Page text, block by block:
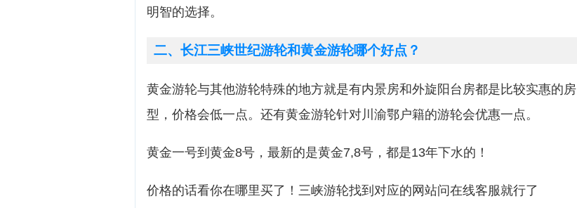
明智的选择。
二、长江三峡世纪游轮和黄金游轮哪个好点？
黄金游轮与其他游轮特殊的地方就是有内景房和外旋阳台房都是比较实惠的房
型，价格会低一点。还有黄金游轮针对川渝鄂户籍的游轮会优惠一点。
黄金一号到黄金8号，最新的是黄金7,8号，都是13年下水的！
价格的话看你在哪里买了！三峡游轮找到对应的网站问在线客服就行了